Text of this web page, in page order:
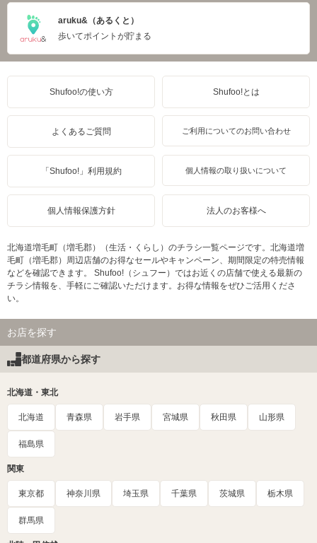
aruku&（あるくと）
歩いてポイントが貯まる
Shufoo!の使い方 Shufoo!とは
よくあるご質問 ご利用についてのお問い合わせ
「Shufoo!」利用規約 個人情報の取り扱いについて
個人情報保護方針 法人のお客様へ
北海道増毛町（増毛郡）（生活・くらし）のチラシ一覧ページです。北海道増
毛町（増毛郡）周辺店舗のお得なセールやキャンペーン、期間限定の特売情報
などを確認できます。 Shufoo!（シュフー）ではお近くの店舗で使える最新の
チラシ情報を、手軽にご確認いただけます。お得な情報をぜひご活用くださ
い。
お店を探す
都道府県から探す
北海道・東北
北海道 青森県 岩手県 宮城県 秋田県 山形県
福島県
関東
東京都 神奈川県 埼玉県 千葉県 茨城県 栃木県
群馬県